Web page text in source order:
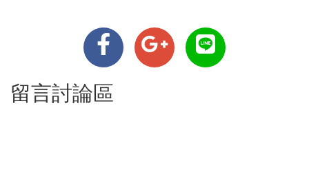
留言討論區